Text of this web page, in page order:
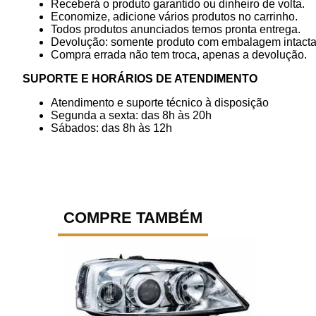
Receberá o produto garantido ou dinheiro de volta.
Economize, adicione vários produtos no carrinho.
Todos produtos anunciados temos pronta entrega.
Devolução: somente produto com embalagem
Compra errada não tem troca, apenas a devolução.
SUPORTE E HORÁRIOS DE ATENDIMENTO
Atendimento e suporte técnico à disposição
Segunda a sexta: das 8h às 20h
Sábados: das 8h às 12h
COMPRE TAMBÉM